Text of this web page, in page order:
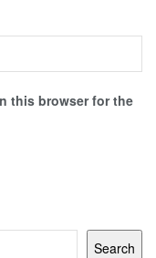
this browser for the
Search